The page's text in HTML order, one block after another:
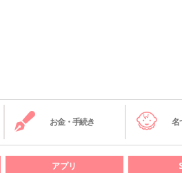
お金・手続き 名
アプリ